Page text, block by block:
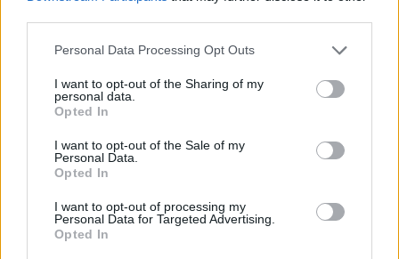
Please note that this website/app uses one or more Google
not limited to your visit or usage behaviour. You may click to
grant or deny consent to Google and its third-party tags to
use your data for below specified purposes in below Google
consent section.
Personal Data Processing Opt Outs
I want to opt-out of the Sharing of my
personal data.
Opted In
I want to opt-out of the Sale of my
Personal Data.
Opted In
I want to opt-out of processing my
Personal Data for Targeted Advertising.
Opted In
občina mežica
občina prevalje
občina ravne
obvestilo
Več iz kraja Ravne na Koroškem